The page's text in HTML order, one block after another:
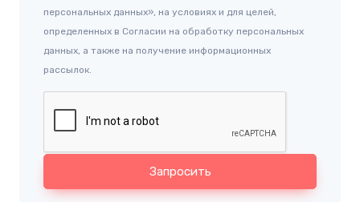
персональных данных», на условиях и для целей,
определенных в Согласии на обработку персональных
данных, а также на получение информационных
рассылок.
Запросить